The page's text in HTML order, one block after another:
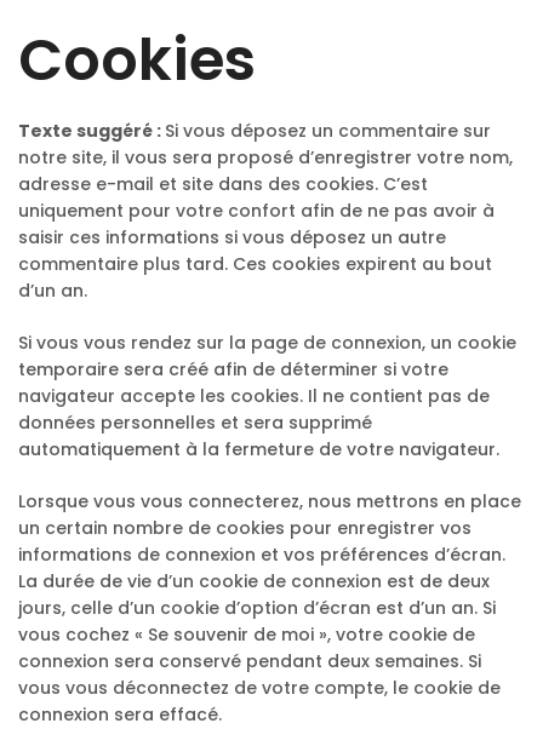
Cookies
Texte suggéré : Si vous déposez un commentaire sur
notre site, il vous sera proposé d’enregistrer votre nom,
adresse e-mail et site dans des cookies. C’est
uniquement pour votre confort afin de ne pas avoir à
saisir ces informations si vous déposez un autre
commentaire plus tard. Ces cookies expirent au bout
d’un an.
Si vous vous rendez sur la page de connexion, un cookie
temporaire sera créé afin de déterminer si votre
navigateur accepte les cookies. Il ne contient pas de
données personnelles et sera supprimé
automatiquement à la fermeture de votre navigateur.
Lorsque vous vous connecterez, nous mettrons en place
un certain nombre de cookies pour enregistrer vos
informations de connexion et vos préférences d’écran.
La durée de vie d’un cookie de connexion est de deux
jours, celle d’un cookie d’option d’écran est d’un an. Si
vous cochez « Se souvenir de moi », votre cookie de
connexion sera conservé pendant deux semaines. Si
vous vous déconnectez de votre compte, le cookie de
connexion sera effacé.